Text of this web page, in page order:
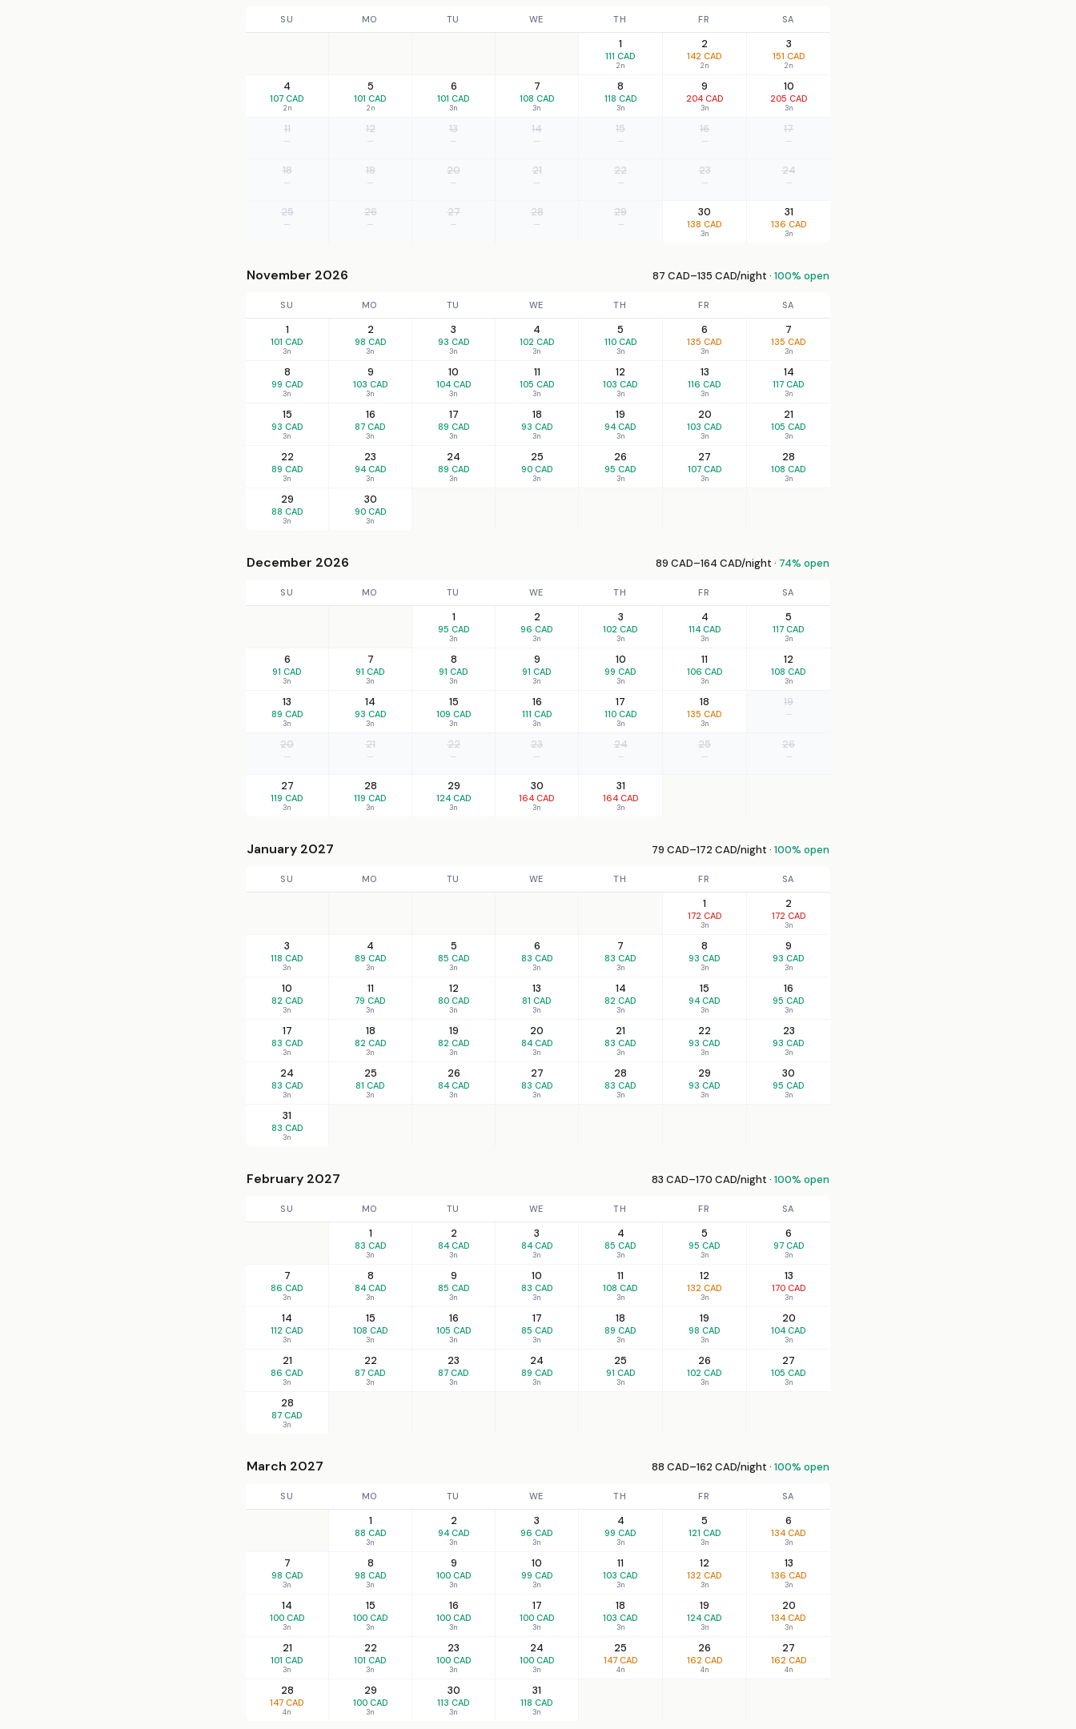
SU MO TU WE TH FR SA
1
111 CAD
2n
2
142 CAD
2n
3
151 CAD
2n
4
107 CAD
2n
5
101 CAD
2n
6
101 CAD
3n
7
108 CAD
3n
8
118 CAD
3n
9
204 CAD
3n
10
205 CAD
3n
11
—
12
—
13
—
14
—
15
—
16
—
17
—
18
—
19
—
20
—
21
—
22
—
23
—
24
—
25
—
26
—
27
—
28
—
29
—
30
138 CAD
3n
31
136 CAD
3n
November 2026 87 CAD–135 CAD/night · 100% open
SU MO TU WE TH FR SA
1
101 CAD
3n
2
98 CAD
3n
3
93 CAD
3n
4
102 CAD
3n
5
110 CAD
3n
6
135 CAD
3n
7
135 CAD
3n
8
99 CAD
3n
9
103 CAD
3n
10
104 CAD
3n
11
105 CAD
3n
12
103 CAD
3n
13
116 CAD
3n
14
117 CAD
3n
15
93 CAD
3n
16
87 CAD
3n
17
89 CAD
3n
18
93 CAD
3n
19
94 CAD
3n
20
103 CAD
3n
21
105 CAD
3n
22
89 CAD
3n
23
94 CAD
3n
24
89 CAD
3n
25
90 CAD
3n
26
95 CAD
3n
27
107 CAD
3n
28
108 CAD
3n
29
88 CAD
3n
30
90 CAD
3n
December 2026 89 CAD–164 CAD/night · 74% open
SU MO TU WE TH FR SA
1
95 CAD
3n
2
96 CAD
3n
3
102 CAD
3n
4
114 CAD
3n
5
117 CAD
3n
6
91 CAD
3n
7
91 CAD
3n
8
91 CAD
3n
9
91 CAD
3n
10
99 CAD
3n
11
106 CAD
3n
12
108 CAD
3n
13
89 CAD
3n
14
93 CAD
3n
15
109 CAD
3n
16
111 CAD
3n
17
110 CAD
3n
18
135 CAD
3n
19
—
20
—
21
—
22
—
23
—
24
—
25
—
26
—
27
119 CAD
3n
28
119 CAD
3n
29
124 CAD
3n
30
164 CAD
3n
31
164 CAD
3n
January 2027 79 CAD–172 CAD/night · 100% open
SU MO TU WE TH FR SA
1
172 CAD
3n
2
172 CAD
3n
3
118 CAD
3n
4
89 CAD
3n
5
85 CAD
3n
6
83 CAD
3n
7
83 CAD
3n
8
93 CAD
3n
9
93 CAD
3n
10
82 CAD
3n
11
79 CAD
3n
12
80 CAD
3n
13
81 CAD
3n
14
82 CAD
3n
15
94 CAD
3n
16
95 CAD
3n
17
83 CAD
3n
18
82 CAD
3n
19
82 CAD
3n
20
84 CAD
3n
21
83 CAD
3n
22
93 CAD
3n
23
93 CAD
3n
24
83 CAD
3n
25
81 CAD
3n
26
84 CAD
3n
27
83 CAD
3n
28
83 CAD
3n
29
93 CAD
3n
30
95 CAD
3n
31
83 CAD
3n
February 2027 83 CAD–170 CAD/night · 100% open
SU MO TU WE TH FR SA
1
83 CAD
3n
2
84 CAD
3n
3
84 CAD
3n
4
85 CAD
3n
5
95 CAD
3n
6
97 CAD
3n
7
86 CAD
3n
8
84 CAD
3n
9
85 CAD
3n
10
83 CAD
3n
11
108 CAD
3n
12
132 CAD
3n
13
170 CAD
3n
14
112 CAD
3n
15
108 CAD
3n
16
105 CAD
3n
17
85 CAD
3n
18
89 CAD
3n
19
98 CAD
3n
20
104 CAD
3n
21
86 CAD
3n
22
87 CAD
3n
23
87 CAD
3n
24
89 CAD
3n
25
91 CAD
3n
26
102 CAD
3n
27
105 CAD
3n
28
87 CAD
3n
March 2027 88 CAD–162 CAD/night · 100% open
SU MO TU WE TH FR SA
1
88 CAD
3n
2
94 CAD
3n
3
96 CAD
3n
4
99 CAD
3n
5
121 CAD
3n
6
134 CAD
3n
7
98 CAD
3n
8
98 CAD
3n
9
100 CAD
3n
10
99 CAD
3n
11
103 CAD
3n
12
132 CAD
3n
13
136 CAD
3n
14
100 CAD
3n
15
100 CAD
3n
16
100 CAD
3n
17
100 CAD
3n
18
103 CAD
3n
19
124 CAD
3n
20
134 CAD
3n
21
101 CAD
3n
22
101 CAD
3n
23
100 CAD
3n
24
100 CAD
3n
25
147 CAD
4n
26
162 CAD
4n
27
162 CAD
4n
28
147 CAD
4n
29
100 CAD
3n
30
113 CAD
3n
31
118 CAD
3n